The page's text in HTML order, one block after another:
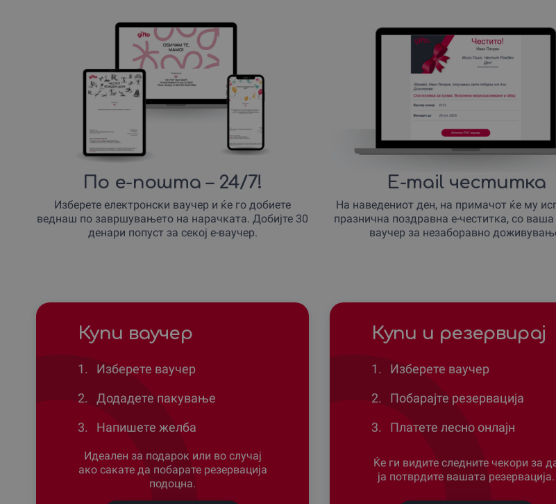
По е-пошта – 24/7!
Изберете електронски ваучер и ќе го добиете
веднаш по завршувањето на нарачката. Добијте 30
денари попуст за секој е-ваучер.
E-mail честитка
На наведениот ден, на примачот ќе му
празнична поздравна е-честитка, со
ваучер за незаборавно
Купи ваучер
1.
Изберете ваучер
2.
Додадете пакување
3.
Напишете желба
Идеален за подарок или во случај
ако сакате да побарате резервација
подоцна.
Купи и резервирај
1.
Изберете ваучер
2.
Побарајте резервација
3.
Платете лесно онлајн
Ќе ги видите следните чекори за
ја потврдите вашата резервација.